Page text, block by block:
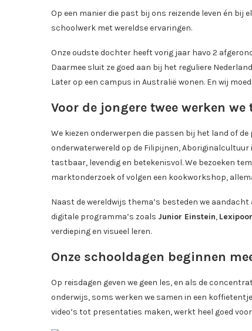
Op een manier die past bij ons reizende leven én
schoolwerk met wereldse ervaringen.
Onze oudste dochter heeft vorig jaar havo 2
Daarmee sluit ze goed aan bij het reguliere
Later op een campus in Australië wonen. En wij
Voor de jongere twee werken
We kiezen onderwerpen die passen bij het land of
onderwaterwereld op de Filipijnen, Aboriginalcultuur
tastbaar, levendig en betekenisvol. We bezoeken
marktonderzoek of volgen een kookworkshop,
Naast de wereldwijs thema’s besteden we
digitale programma’s zoals Junior Einstein,
verdieping en visueel leren.
Onze schooldagen beginnen
Op reisdagen geven we geen les, en als de
onderwijs, soms werken we samen in een
video’s tot presentaties maken, werkt heel goed